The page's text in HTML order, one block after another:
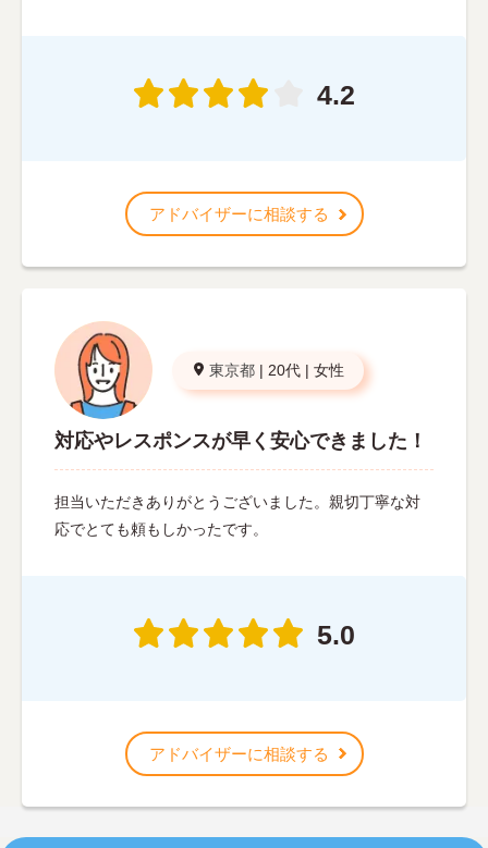
4.2
アドバイザーに相談する
東京都 | 20代 | 女性
対応やレスポンスが早く安心できました！
担当いただきありがとうございました。親切丁寧な対
応でとても頼もしかったです。
5.0
アドバイザーに相談する